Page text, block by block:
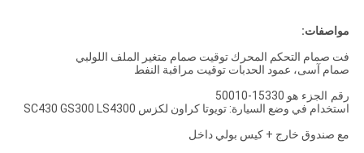
مواصفات:
فت صمام التحكم المحرك توقيت صمام متغير الملف اللولبي
صمام آسى، عمود الحدبات توقيت مراقبة النفط
رقم الجزء هو
استخدام في وضع السيارة: تويوتا كراون لكزس SC430 GS300 LS4300
مع صندوق خارج + كيس بولي داخل